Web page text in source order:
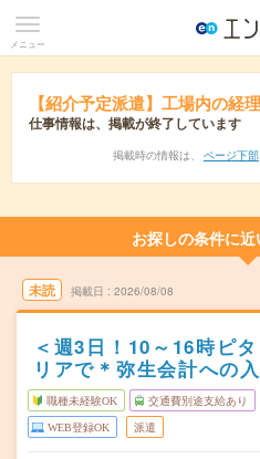
メニュー
【紹介予定派遣】工場内の経
仕事情報は、掲載が終了しています
掲載時の情報は、 ページ下部
お探しの条件に
未読 掲載日 2026/08/08
＜週3日！10～16時ピ
リアで＊弥生会計への
職種未経験OK 交通費別途支給あり
WEB登録OK 派遣